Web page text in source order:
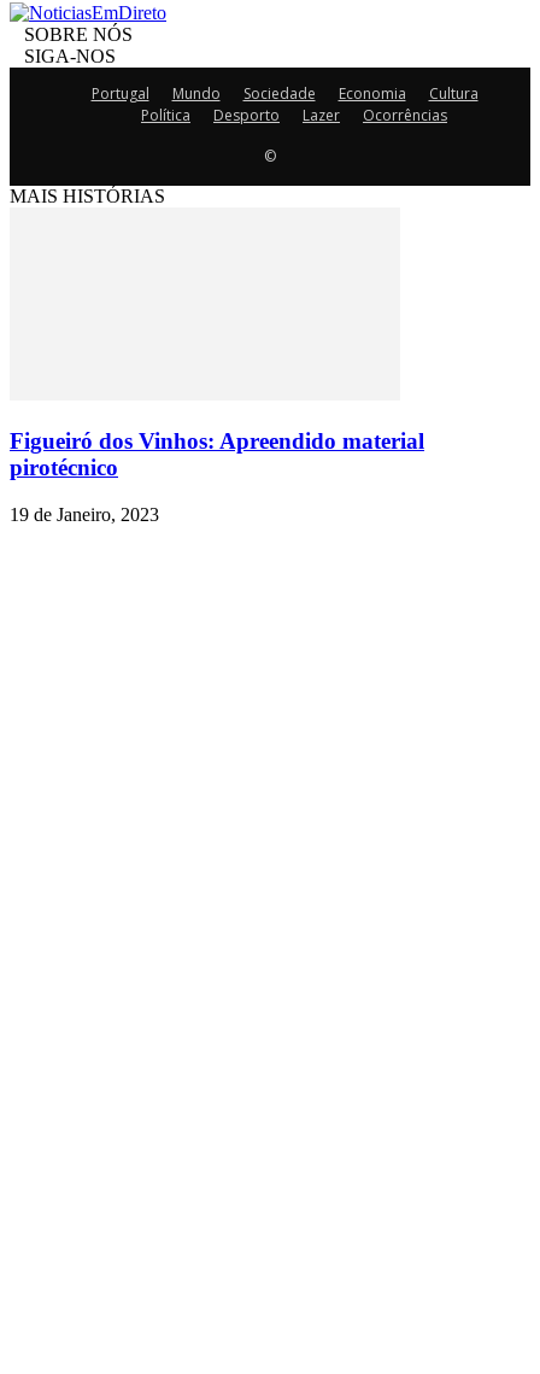
SOBRE NÓS
SIGA-NOS
Portugal
Mundo Sociedade Economia
Cultura
Política
Desporto Lazer
Ocorrências
©
MAIS HISTÓRIAS
Figueiró dos Vinhos: Apreendido material
pirotécnico
19 de Janeiro, 2023